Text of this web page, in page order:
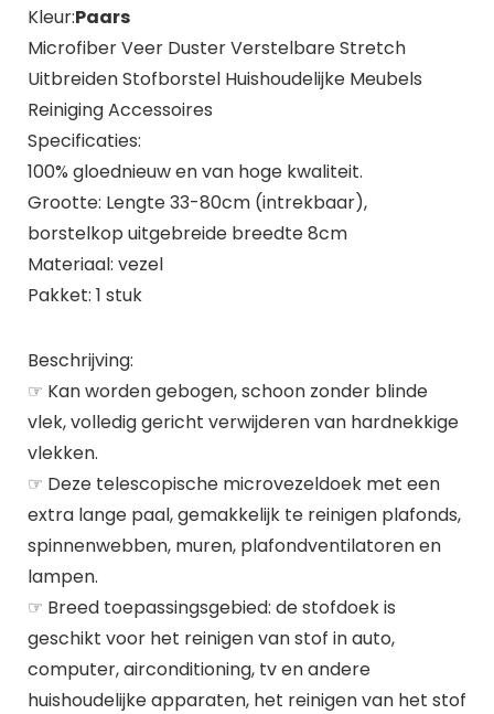
Kleur:Paars
Microfiber Veer Duster Verstelbare Stretch
Uitbreiden Stofborstel Huishoudelijke Meubels
Reiniging Accessoires
Specificaties:
100% gloednieuw en van hoge kwaliteit.
Grootte: Lengte 33-80cm (intrekbaar),
borstelkop uitgebreide breedte 8cm
Materiaal: vezel
Pakket: 1 stuk
Beschrijving:
☞ Kan worden gebogen, schoon zonder blinde
vlek, volledig gericht verwijderen van hardnekkige
vlekken.
☞ Deze telescopische microvezeldoek met een
extra lange paal, gemakkelijk te reinigen plafonds,
spinnenwebben, muren, plafondventilatoren en
lampen.
☞ Breed toepassingsgebied: de stofdoek is
geschikt voor het reinigen van stof in auto,
computer, airconditioning, tv en andere
huishoudelijke apparaten, het reinigen van het stof